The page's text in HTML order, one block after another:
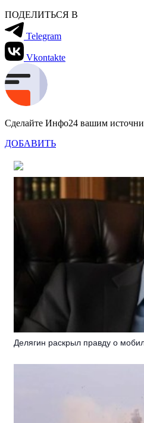
ПОДЕЛИТЬСЯ В
Telegram
Vkontakte
Сделайте Инфо24 вашим
ДОБАВИТЬ
Делягин раскрыл правду о